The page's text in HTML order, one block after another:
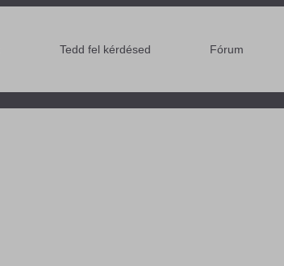
Tedd fel kérdésed Fórum